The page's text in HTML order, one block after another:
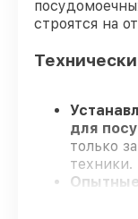
строятся на
для
только
техники.